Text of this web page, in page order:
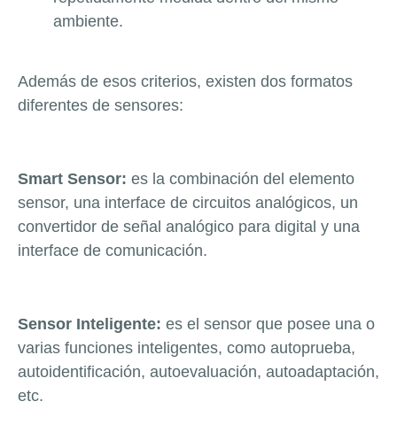
ambiente.
Además de esos criterios, existen dos formatos
diferentes de sensores:
Smart Sensor: es la combinación del elemento
sensor, una interface de circuitos analógicos, un
convertidor de señal analógico para digital y una
interface de comunicación.
Sensor Inteligente: es el sensor que posee una o
varias funciones inteligentes, como autoprueba,
autoidentificación, autoevaluación, autoadaptación,
etc.